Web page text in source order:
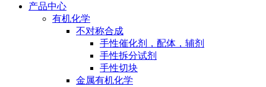
产品中心
有机化学
不对称合成
手性催化剂，配体，辅剂
手性拆分试剂
手性切块
金属有机化学